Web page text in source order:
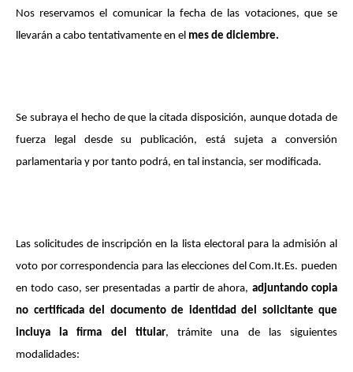
Nos reservamos el comunicar la fecha de las votaciones, que se
llevarán a cabo tentativamente en el mes de diciembre.
Se subraya el hecho de que la citada disposición, aunque dotada de
fuerza legal desde su publicación, está sujeta a conversión
parlamentaria y por tanto podrá, en tal instancia, ser modificada.
Las solicitudes de inscripción en la lista electoral para la admisión al
voto por correspondencia para las elecciones del Com.It.Es. pueden
en todo caso, ser presentadas a partir de ahora, adjuntando copia
no certificada del documento de identidad del solicitante que
incluya la firma del titular, trámite una de las siguientes
modalidades: